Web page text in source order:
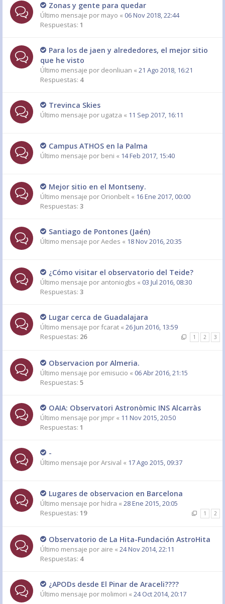
Zonas y gente para quedar
Último mensaje por mayo « 06 Nov 2018, 22:44
Respuestas: 1
Para los de jaen y alrededores, el mejor sitio
que he visto
Último mensaje por deonliuan « 21 Ago 2018, 16:21
Respuestas: 4
Trevinca Skies
Último mensaje por ugatza « 11 Sep 2017, 16:11
Campus ATHOS en la Palma
Último mensaje por beni « 14 Feb 2017, 15:40
Mejor sitio en el Montseny.
Último mensaje por Orionbelt « 16 Ene 2017, 00:00
Respuestas: 3
Santiago de Pontones (Jaén)
Último mensaje porAedes « 18 Nov 2016, 20:35
¿Cómo visitar el observatorio del Teide?
Último mensaje por antoniogbs « 03 Jul 2016, 08:30
Respuestas: 3
Lugar cerca de Guadalajara
Último mensaje porfcarat « 26 Jun 2016, 13:59
Respuestas: 26 1 2 3
Observacion por Almeria.
Último mensaje por emisucio « 06 Abr 2016, 21:15
Respuestas: 5
OAIA: Observatori Astronòmic INS Alcarràs
Último mensaje por jmpr « 11 Nov 2015, 20:50
Respuestas: 1
-
Último mensaje porArsival « 17 Ago 2015, 09:37
Lugares de observacion en Barcelona
Último mensaje por hidra « 28 Ene 2015, 20:05
Respuestas: 19 1 2
Observatorio de La Hita-Fundación AstroHita
Último mensaje por aire « 24 Nov 2014, 22:11
Respuestas: 4
¿APODs desde El Pinar de Araceli????
Último mensaje por molimori « 24 Oct 2014, 20:17